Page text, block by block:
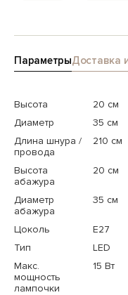
ПараметрыДоставка
Высота
20 см
Диаметр
35 см
Длина шнура /
провода
210 см
Высота
абажура
20 см
Диаметр
абажура
35 см
Цоколь
E27
Тип
LED
Макс.
мощность
лампочки
15 Вт